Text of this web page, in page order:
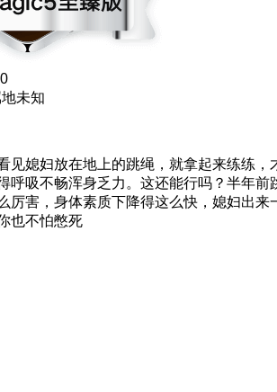
未知
见媳妇放在地上的跳绳，就拿起来练练，
呼吸不畅浑身乏力。这还能行吗？半年前
厉害，身体素质下降得这么快，媳妇出来
也不怕憋死